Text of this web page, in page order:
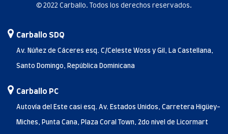
© 2022 Carballo. Todos los derechos reservados.
Carballo SDQ
Av. Núñez de Cáceres esq. C/Celeste Woss y Gil, La Castellana,
Santo Domingo, República Dominicana
Carballo PC
Autovía del Este casi esq. Av. Estados Unidos, Carretera Higüey-
Miches, Punta Cana, Plaza Coral Town, 2do nivel de Licormart